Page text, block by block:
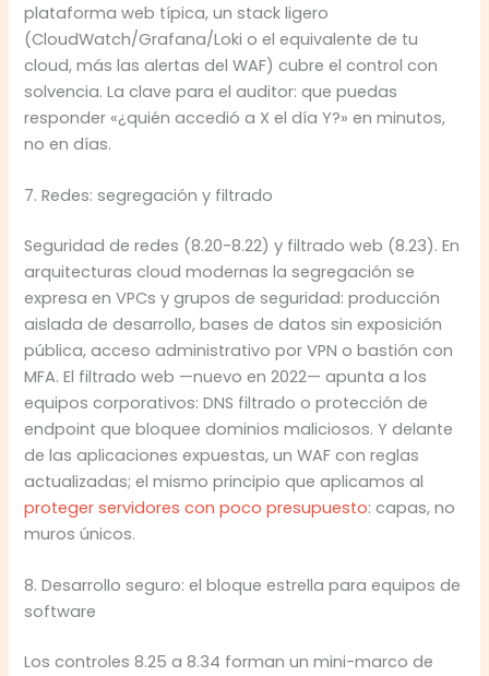
plataforma web típica, un stack ligero
(CloudWatch/Grafana/Loki o el equivalente de tu
cloud, más las alertas del WAF) cubre el control con
solvencia. La clave para el auditor: que puedas
responder «¿quién accedió a X el día Y?» en minutos,
no en días.
7. Redes: segregación y filtrado
Seguridad de redes (8.20-8.22) y filtrado web (8.23). En
arquitecturas cloud modernas la segregación se
expresa en VPCs y grupos de seguridad: producción
aislada de desarrollo, bases de datos sin exposición
pública, acceso administrativo por VPN o bastión con
MFA. El filtrado web —nuevo en 2022— apunta a los
equipos corporativos: DNS filtrado o protección de
endpoint que bloquee dominios maliciosos. Y delante
de las aplicaciones expuestas, un WAF con reglas
actualizadas; el mismo principio que aplicamos al
proteger servidores con poco presupuesto: capas, no
muros únicos.
8. Desarrollo seguro: el bloque estrella para equipos de
software
Los controles 8.25 a 8.34 forman un mini-marco de